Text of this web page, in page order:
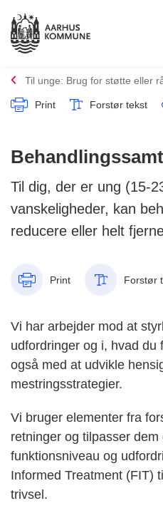
Til unge: Brug for støtte eller
Print Forstør tekst
Til dig, der er ung (15-
vanskeligheder, kan
reducere eller helt
Print Forstør
Vi har arbejder mod at
udfordringer og i, hvad du
også med at udvikle
mestringsstrategier.
Vi bruger elementer fra
retninger og tilpasser dem
funktionsniveau og
Informed Treatment (FIT)
trivsel.